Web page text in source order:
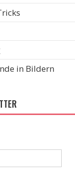
in Bildern